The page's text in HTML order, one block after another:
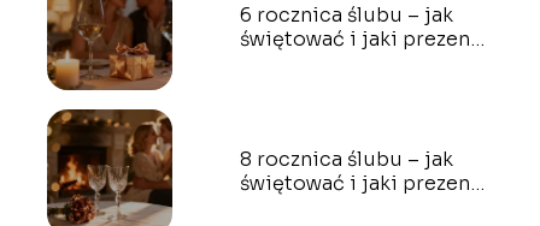
6 rocznica ślubu – jak
świętować i jaki prezent
8 rocznica ślubu – jak
świętować i jaki prezent